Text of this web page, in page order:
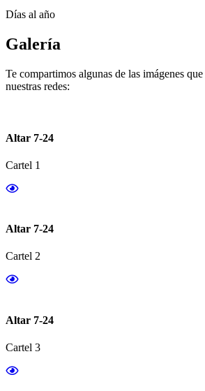
Días al año
Galería
Te compartimos algunas de las imágenes
nuestras redes:
Altar 7-24
Cartel 1
Altar 7-24
Cartel 2
Altar 7-24
Cartel 3